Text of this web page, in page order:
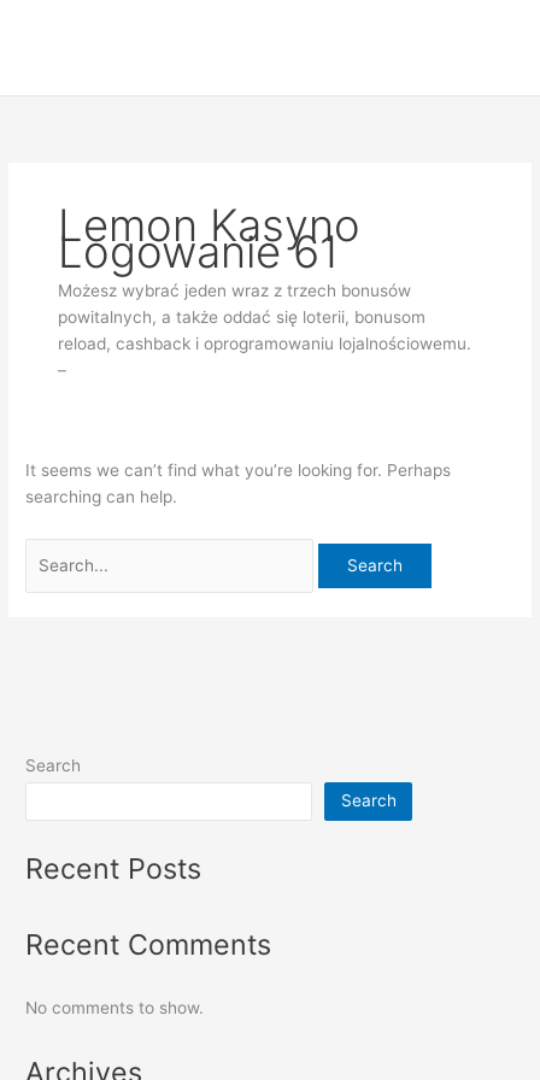
Lemon Kasyno
Logowanie 61
Możesz wybrać jeden wraz z trzech bonusów
powitalnych, a także oddać się loterii, bonusom
reload, cashback i oprogramowaniu lojalnościowemu.
–
It seems we can’t find what you’re looking for. Perhaps
searching can help.
Search
Search
Recent Posts
Recent Comments
No comments to show.
Archives